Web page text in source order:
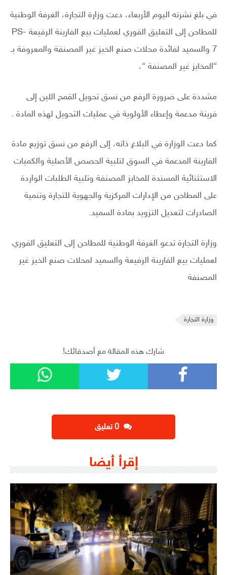
في بلغ نشرته اليوم الأربعاء، دعت وزارة التجارة، الغرفة الوطنية
للمطاحن إلى التعليق الفوري لعمليات بيع الفارينة الرفيعة PS-
7 والسميد لفائدة محلات صنع الخبز غير المصنفة والمعروفة بـ
“المخابز غير المصنفة “،
مشددة على ضرورة الرفع من نسق تحويل القمح اللين إلى
فرينة مدعمة وإعطاء الأولوية في عمليات التحويل لهذه المادة .
كما دعت الوزارة في البلاغ ذاته، إلى الرفع من نسق توزيع مادة
الفارينة المدعمة في السوق لتلبية الحصص الأصلية والكميات
الاستثنائية المسندة للمخابز المصنفة وتلبية الطلبات الواردة
على المطاحن من الإدارات المركزية والجهوية للتجارة وتنمية
الصادرات لتعديل التزويد بمادة السميد.
وزارة التجارة تدعو الغرفة الوطنية للمطاحن إلى التعليق الفوري
لعمليات بيع الفارينة الرفيعة والسميد لمحلات صنع الخبز غير
المصنفة
وزارة التجارة
شارك هذه المقالة مع أصدقائك!
إقرأ أيضا